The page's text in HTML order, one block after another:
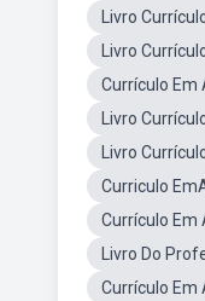
Livro
Livro
Currículo Em
Livro
Livro
Curriculo
Currículo Em
Livro Do
Currículo Em